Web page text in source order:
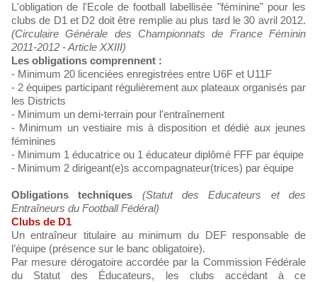
L'obligation de l'Ecole de football labellisée "féminine" pour les
clubs de D1 et D2 doit être remplie au plus tard le 30 avril 2012.
(Circulaire Générale des Championnats de France Féminin
2011-2012 - Article XXIII)
Les obligations comprennent :
- Minimum 20 licenciées enregistrées entre U6F et U11F
- 2 équipes participant régulièrement aux plateaux organisés par
les Districts
- Minimum un demi-terrain pour l'entraînement
- Minimum un vestiaire mis à disposition et dédié aux jeunes
féminines
- Minimum 1 éducatrice ou 1 éducateur diplômé FFF par équipe
- Minimum 2 dirigeant(e)s accompagnateur(trices) par équipe
Obligations techniques
(Statut des Educateurs et des
Entraîneurs du Football Fédéral)
Clubs de D1
Un entraîneur titulaire au minimum du DEF responsable de
l’équipe (présence sur le banc obligatoire).
Par mesure dérogatoire accordée par la Commission Fédérale
du Statut des Éducateurs, les clubs accédant à ce